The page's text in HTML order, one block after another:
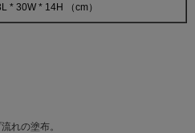
* 30W * 14H （cm）
れの塗布。